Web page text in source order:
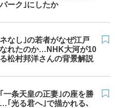
ーク｣にしたか
なし｣の若者がなぜ江戸
れたのか…NHK大河が10
松村邦洋さんの背景解説
一条天皇の正妻｣の座を勝
｢光る君へ｣で描かれる､